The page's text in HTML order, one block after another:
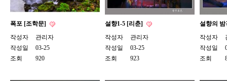
폭포 [조학문]
작성자
관리자
작성일
03-25
조회
920
설향1-5 [리춘]
작성자
관리자
작성일
03-25
조회
923
설향의
작성자
작성일
조회